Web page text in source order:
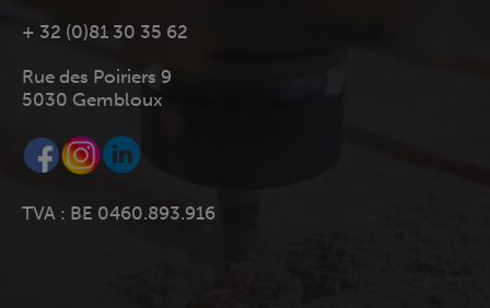
+ 32 (0)81 30 35 62
Rue des Poiriers 9
5030 Gembloux
TVA : BE 0460.893.916